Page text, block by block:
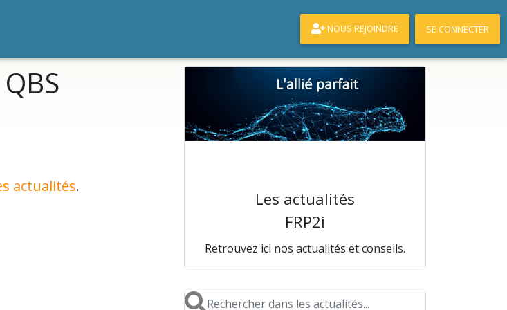
NOUS REJOINDRE SE CONNECTER
actualités.
Les actualités
FRP2i
Retrouvez ici nos actualités et conseils.